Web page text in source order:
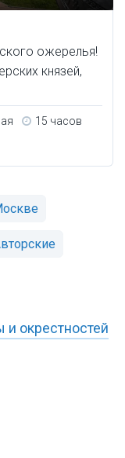
ожерелья!
князей,
15 часов
окрестностей